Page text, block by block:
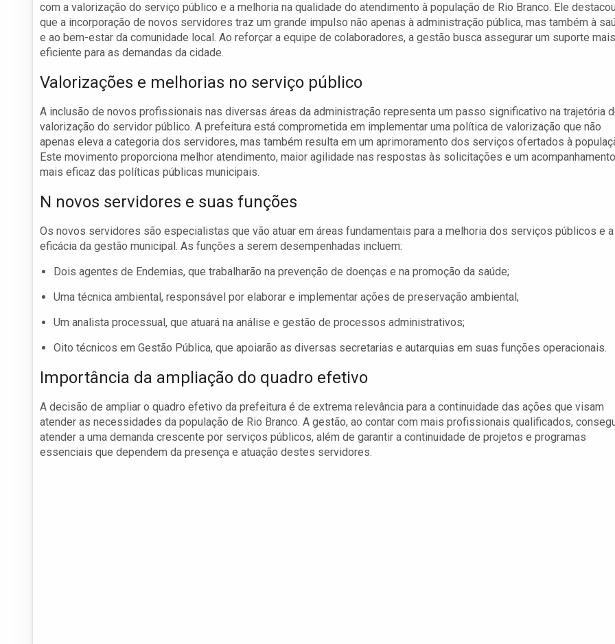
com a valorização do serviço público e a melhoria na qualidade do atendimento à população de Rio Branco. Ele
que a incorporação de novos servidores traz um grande impulso não apenas à administração pública, mas também à
e ao bem-estar da comunidade local. Ao reforçar a equipe de colaboradores, a gestão busca assegurar um suporte mais
eficiente para as demandas da cidade.
Valorizações e melhorias no serviço público
A inclusão de novos profissionais nas diversas áreas da administração representa um passo significativo na trajetória
valorização do servidor público. A prefeitura está comprometida em implementar uma política de valorização que não
apenas eleva a categoria dos servidores, mas também resulta em um aprimoramento dos serviços ofertados à
Este movimento proporciona melhor atendimento, maior agilidade nas respostas às solicitações e um acompanhamento
mais eficaz das políticas públicas municipais.
N novos servidores e suas funções
Os novos servidores são especialistas que vão atuar em áreas fundamentais para a melhoria dos serviços públicos e a
eficácia da gestão municipal. As funções a serem desempenhadas incluem:
Dois agentes de Endemias, que trabalharão na prevenção de doenças e na promoção da saúde;
Uma técnica ambiental, responsável por elaborar e implementar ações de preservação ambiental;
Um analista processual, que atuará na análise e gestão de processos administrativos;
Oito técnicos em Gestão Pública, que apoiarão as diversas secretarias e autarquias em suas funções operacionais.
Importância da ampliação do quadro efetivo
A decisão de ampliar o quadro efetivo da prefeitura é de extrema relevância para a continuidade das ações que visam
atender as necessidades da população de Rio Branco. A gestão, ao contar com mais profissionais qualificados,
atender a uma demanda crescente por serviços públicos, além de garantir a continuidade de projetos e programas
essenciais que dependem da presença e atuação destes servidores.